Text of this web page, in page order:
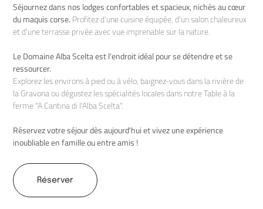
Séjournez dans nos lodges confortables et spacieux, nichés au cœur
du maquis corse. Profitez d'une cuisine équipée, d'un salon chaleureux
et d'une terrasse privée avec vue imprenable sur la nature.
Le Domaine Alba Scelta est l'endroit idéal pour se détendre et se
ressourcer.
Explorez les environs à pied ou à vélo, baignez-vous dans la rivière de
la Gravona ou dégustez les spécialités locales dans notre Table à la
ferme "A Cantina di l'Alba Scelta".
Réservez votre séjour dès aujourd'hui et vivez une expérience
inoubliable en famille ou entre amis !
Réserver